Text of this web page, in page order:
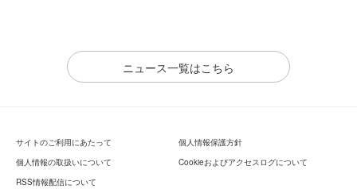
ニュース一覧はこちら
サイトのご利用にあたって
個人情報保護方針
個人情報の取扱いについて
Cookieおよびアクセスログについて
RSS情報配信について